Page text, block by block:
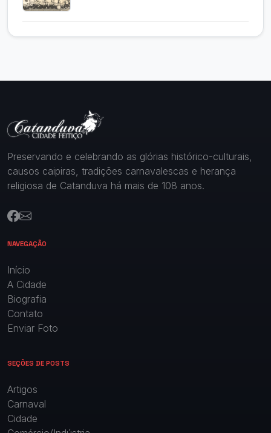
Preservando e celebrando as glórias histórico-culturais,
causos caipiras, tradições carnavalescas e herança
religiosa de Catanduva há mais de 108 anos.
NAVEGAÇÃO
Início
A Cidade
Biografia
Contato
Enviar Foto
SEÇÕES DE POSTS
Artigos
Carnaval
Cidade